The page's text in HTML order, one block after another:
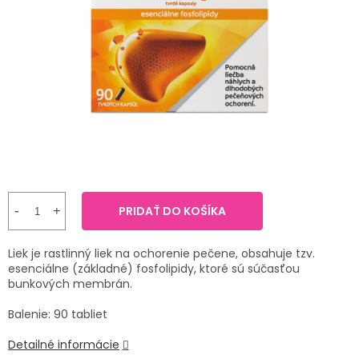
DERMATOLÓGIA
ZDRAVOTNÍCKE
PRÍRODNÉ
LIEKY
SENIORI
hviezdičiek.
PRIDAŤ DO KOŠÍKA
Liek je rastlinný liek na ochorenie pečene, obsahuje tzv.
esenciálne (základné) fosfolipidy, ktoré sú súčasťou
bunkových membrán.
Balenie: 90 tabliet
Detailné informácie